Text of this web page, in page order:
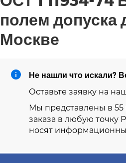
полем допуска
Москве
Не нашли что искали?
Оставьте заявку на
Мы представлены в 55
заказа в любую точку
носят